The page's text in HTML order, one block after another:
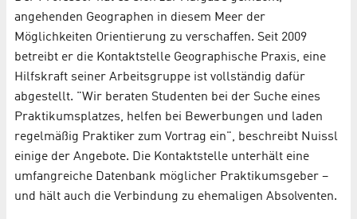
angehenden Geographen in diesem Meer der
Möglichkeiten Orientierung zu verschaffen. Seit 2009
betreibt er die Kontaktstelle Geographische Praxis, eine
Hilfskraft seiner Arbeitsgruppe ist vollständig dafür
abgestellt. "Wir beraten Studenten bei der Suche eines
Praktikumsplatzes, helfen bei Bewerbungen und laden
regelmäßig Praktiker zum Vortrag ein", beschreibt Nuissl
einige der Angebote. Die Kontaktstelle unterhält eine
umfangreiche Datenbank möglicher Praktikumsgeber –
und hält auch die Verbindung zu ehemaligen Absolventen.